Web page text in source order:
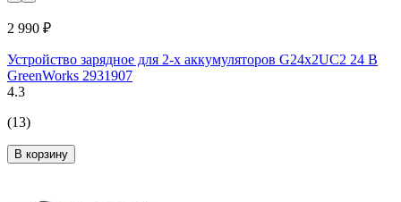
2 990 ₽
Устройство зарядное для 2-х аккумуляторов G24x2UC2 24 В
GreenWorks 2931907
4.3
(13)
В корзину